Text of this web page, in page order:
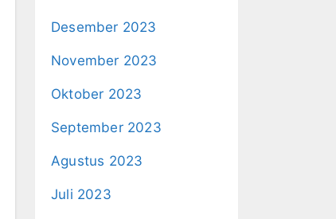
Desember 2023
November 2023
Oktober 2023
September 2023
Agustus 2023
Juli 2023